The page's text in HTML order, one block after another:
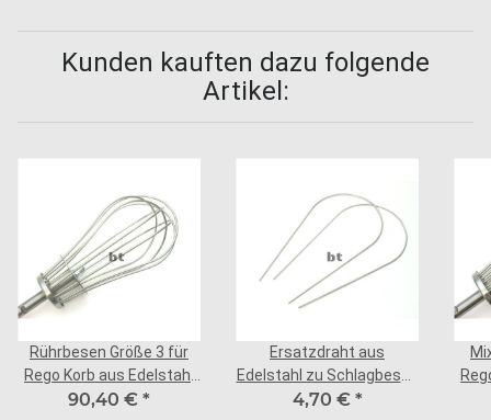
Kunden kauften dazu folgende
Artikel:
Rührbesen Größe 3 für
Rego Korb aus Edelstahl
Schaft aus Stahl
90,40 € *
Ersatzdraht aus
Edelstahl zu Schlagbesen
Gr.3
4,70 € *